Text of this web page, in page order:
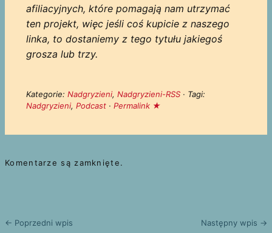
afiliacyjnych, które pomagają nam utrzymać
ten projekt, więc jeśli coś kupicie z naszego
linka, to dostaniemy z tego tytułu jakiegoś
grosza lub trzy.
Kategorie: Nadgryzieni, Nadgryzieni-RSS· Tagi:
Nadgryzieni, Podcast· Permalink ★
Komentarze są zamknięte.
← Poprzedni wpis Następny wpis →